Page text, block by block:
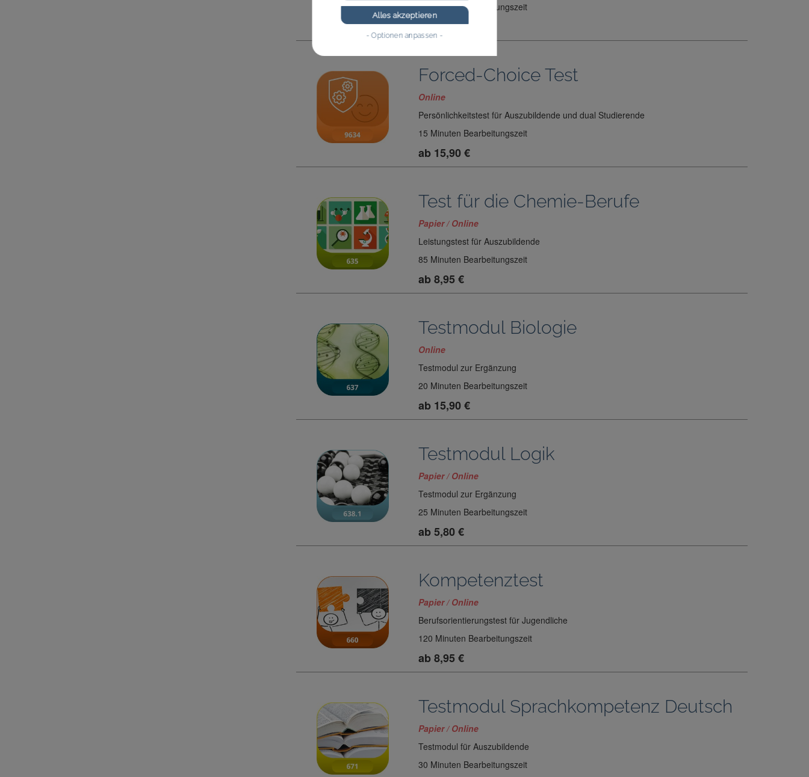
20 Minuten Bearbeitungszeit
ab 15,90 €
Forced-Choice Test
Online
Persönlichkeitstest für Auszubildende und dual Studierende
15 Minuten Bearbeitungszeit
ab 15,90 €
Test für die Chemie-Berufe
Papier / Online
Leistungstest für Auszubildende
85 Minuten Bearbeitungszeit
ab 8,95 €
Testmodul Biologie
Online
Testmodul zur Ergänzung
20 Minuten Bearbeitungszeit
ab 15,90 €
Testmodul Logik
Papier / Online
Testmodul zur Ergänzung
25 Minuten Bearbeitungszeit
ab 5,80 €
Kompetenztest
Papier / Online
Berufsorientierungstest für Jugendliche
120 Minuten Bearbeitungszeit
ab 8,95 €
Testmodul Sprachkompetenz Deutsch
Papier / Online
Testmodul für Auszubildende
30 Minuten Bearbeitungszeit
Alles akzeptieren
- Optionen anpassen -